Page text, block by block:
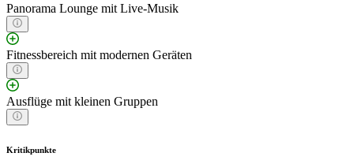
Panorama Lounge mit Live-Musik
Fitnessbereich mit modernen Geräten
Ausflüge mit kleinen Gruppen
Kritikpunkte